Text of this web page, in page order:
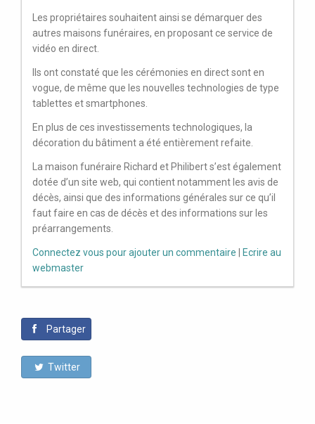
Les propriétaires souhaitent ainsi se démarquer des
autres maisons funéraires, en proposant ce service de
vidéo en direct.
Ils ont constaté que les cérémonies en direct sont en
vogue, de même que les nouvelles technologies de type
tablettes et smartphones.
En plus de ces investissements technologiques, la
décoration du bâtiment a été entièrement refaite.
La maison funéraire Richard et Philibert s’est également
dotée d’un site web, qui contient notamment les avis de
décès, ainsi que des informations générales sur ce qu’il
faut faire en cas de décès et des informations sur les
préarrangements.
Connectez vous pour ajouter un commentaire | Ecrire au
webmaster
Partager
Twitter